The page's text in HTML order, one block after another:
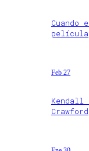
Cuando
película
Feb 27
Crawford